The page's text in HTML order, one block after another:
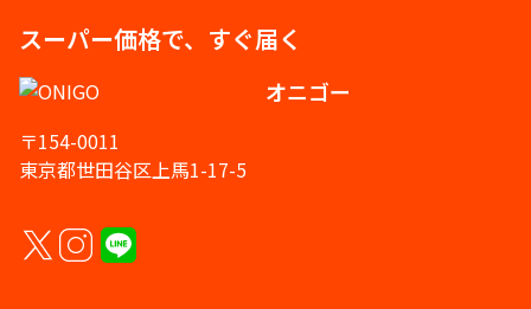
スーパー価格で、すぐ届く
オニゴー
〒154-0011
東京都世田谷区上馬1-17-5